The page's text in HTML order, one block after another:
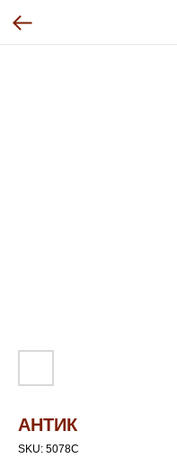
АНТИК
SKU: 5078С